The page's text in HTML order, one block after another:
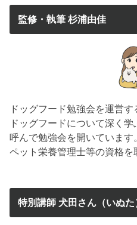
監修・執筆 杉浦由佳
ドッグフード勉強会を運営
ドッグフードについて深く
呼んで勉強会を開いています
ペット栄養管理士等の資格を
特別講師 犬田さん（いぬた